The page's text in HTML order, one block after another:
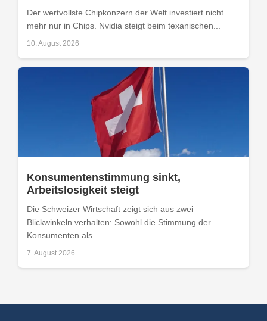
Der wertvollste Chipkonzern der Welt investiert nicht
mehr nur in Chips. Nvidia steigt beim texanischen...
10. August 2026
Konsumentenstimmung sinkt,
Arbeitslosigkeit steigt
Die Schweizer Wirtschaft zeigt sich aus zwei
Blickwinkeln verhalten: Sowohl die Stimmung der
Konsumenten als...
7. August 2026